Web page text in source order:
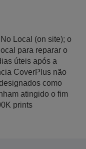
Local (on site); o
para reparar o
úteis após a
CoverPlus não
como
atingido o fim
prints